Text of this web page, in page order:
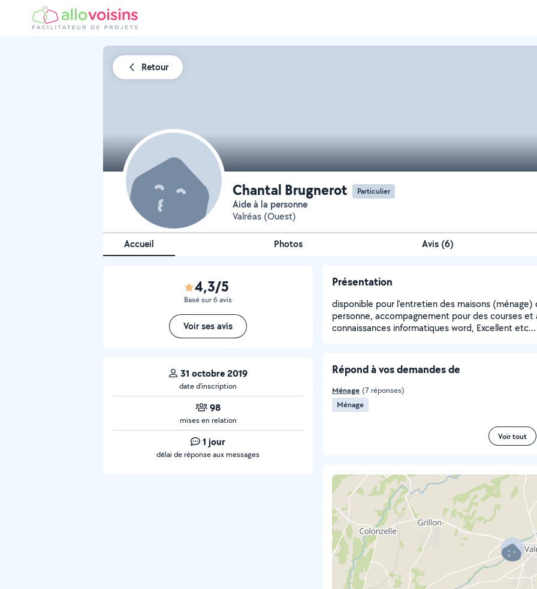
Retour
Chantal Brugnerot Particulier
Aide à la personne
Valréas (Ouest)
Accueil Photos Avis (6)
4,3/5
Basé sur 6 avis
Voir ses avis
31 octobre 2019
date d’inscription
98
mises en relation
1 jour
délai de réponse aux messages
Présentation
disponible pour l'entretien des maisons
personne, accompagnement pour des courses
connaissances informatiques word, Excellent etc...
Répond à vos demandes de
Ménage (7 réponses)
Ménage
Voir tout